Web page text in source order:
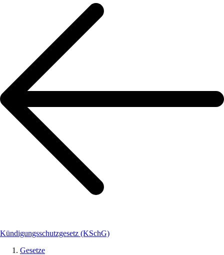
Kündigungsschutzgesetz (KSchG)
Gesetze